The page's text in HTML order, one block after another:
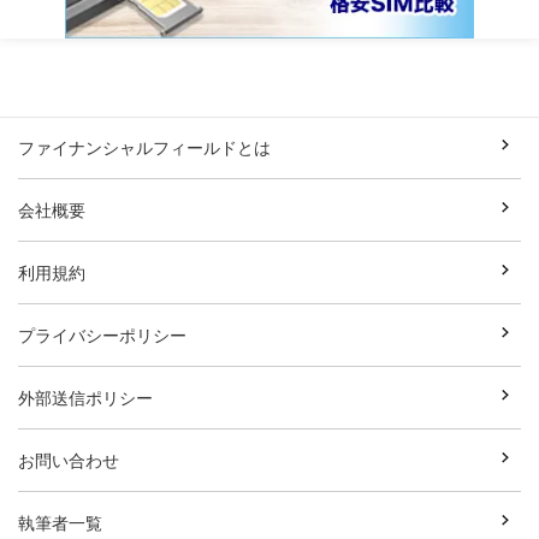
ファイナンシャルフィールドとは
会社概要
利用規約
プライバシーポリシー
外部送信ポリシー
お問い合わせ
執筆者一覧